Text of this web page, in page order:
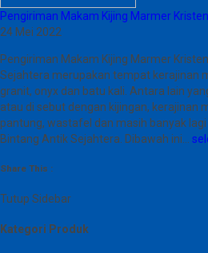
Pengiriman Makam Kijing Marmer
24 Mei 2022
Pengiriman Makam Kijing Marmer
Sejahtera merupakan tempat kerajinan
granit, onyx dan batu kali. Antara lain
atau di sebut dengan kijingan, kerajinan
pantung, wastafel dan masih banyak
Bintang Antik Sejahtera. Dibawah ini…
Share This :
Tutup Sidebar
Kategori Produk